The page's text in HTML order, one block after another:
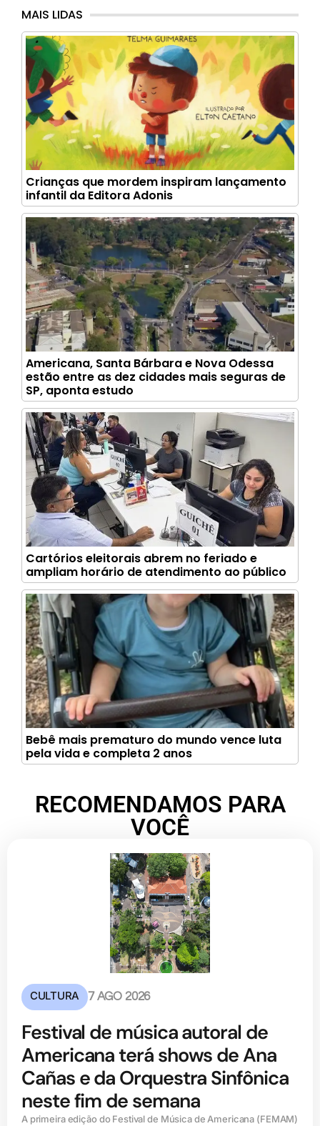
MAIS LIDAS
Crianças que mordem inspiram lançamento
infantil da Editora Adonis
Americana, Santa Bárbara e Nova Odessa
estão entre as dez cidades mais seguras de
SP, aponta estudo
Cartórios eleitorais abrem no feriado e
ampliam horário de atendimento ao público
Bebê mais prematuro do mundo vence luta
pela vida e completa 2 anos
RECOMENDAMOS PARA
VOCÊ
CULTURA 7 AGO 2026
Festival de música autoral de
Americana terá shows de Ana
Cañas e da Orquestra Sinfônica
neste fim de semana
A primeira edição do Festival de Música de Americana (FEMAM)